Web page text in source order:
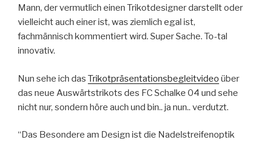
Mann, der vermutlich einen Trikotdesigner darstellt oder
vielleicht auch einer ist, was ziemlich egal ist,
fachmännisch kommentiert wird. Super Sache. To-tal
innovativ.
Nun sehe ich das Trikotpräsentationsbegleitvideo über
das neue Auswärtstrikots des FC Schalke 04 und sehe
nicht nur, sondern höre auch und bin.. ja nun.. verdutzt.
“Das Besondere am Design ist die Nadelstreifenoptik